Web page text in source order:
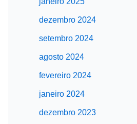
dezembro 2024
setembro 2024
agosto 2024
fevereiro 2024
janeiro 2024
dezembro 2023